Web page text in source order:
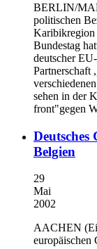
BERLIN/
politischen
Karibikregion
Bundestag
deutscher
Partnerschaft
sehen in der
front"gegen
Belgien
29
Mai
2002
AACHEN
europäischen